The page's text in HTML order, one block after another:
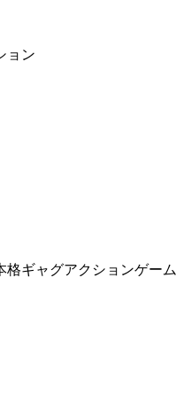
ョン
格ギャグアクションゲーム